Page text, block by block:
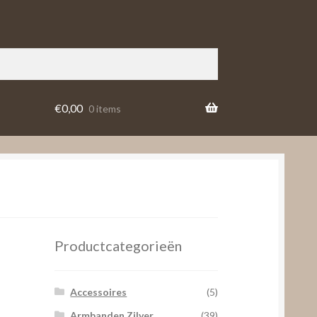
€0,00 0 items
Productcategorieën
Accessoires
(5)